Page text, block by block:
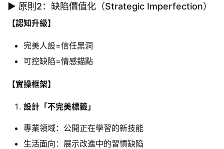
▶ 原則2：缺陷價值化（Strategic Imperfection）
【認知升級】
完美人設=信任黑洞
可控缺陷=情感錨點
【實操框架】
設計「不完美標籤」
專業領域：公開正在學習的新技能
生活面向：展示改進中的習慣缺陷